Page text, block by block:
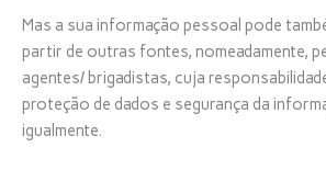
Mas a sua informação pessoal pode
partir de outras fontes, nomeadamente,
agentes/ brigadistas, cuja
proteção de dados e segurança da
igualmente.